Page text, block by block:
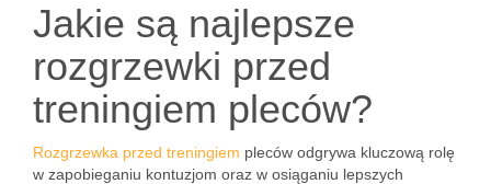
Jakie są najlepsze
rozgrzewki przed
treningiem pleców?
Rozgrzewka przed treningiem pleców odgrywa kluczową rolę
w zapobieganiu kontuzjom oraz w osiąganiu lepszych